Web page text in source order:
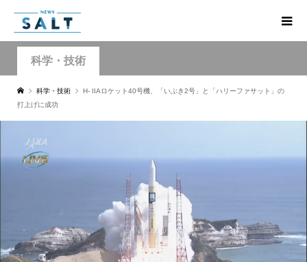
科学・技術
科学・技術
H- IIAロケット40号機、「いぶき2号」と「ハリーファサット」の
打上げに成功